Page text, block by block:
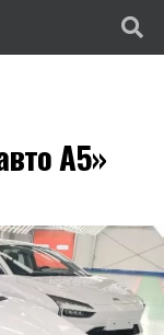
А5»